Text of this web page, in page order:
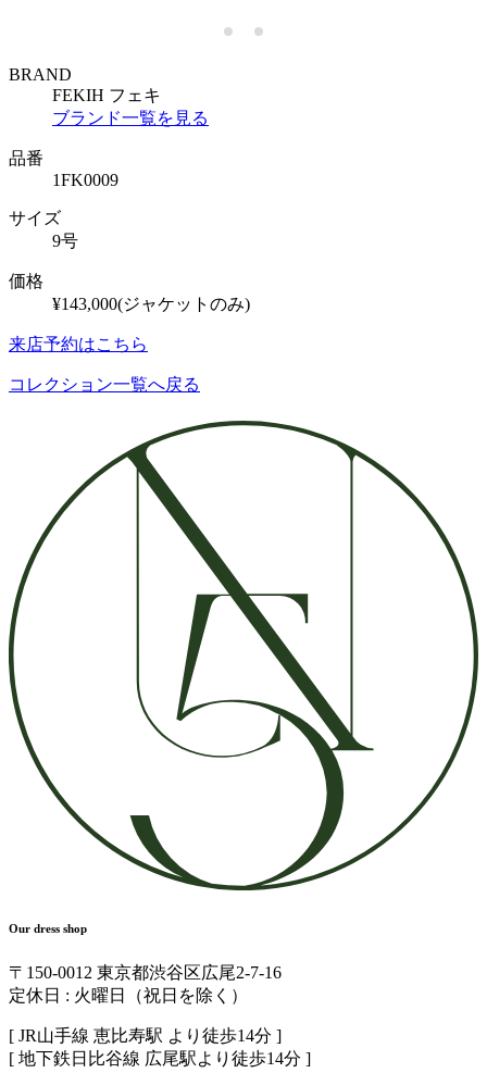
BRAND
FEKIH フェキ
ブランド一覧を見る
品番
1FK0009
サイズ
9号
価格
¥143,000(ジャケットのみ)
来店予約はこちら
コレクション一覧へ戻る
Our dress shop
〒150-0012 東京都渋谷区広尾2-7-16
定休日 : 火曜日（祝日を除く）
[ JR山手線 恵比寿駅 より徒歩14分 ]
[ 地下鉄日比谷線 広尾駅より徒歩14分 ]